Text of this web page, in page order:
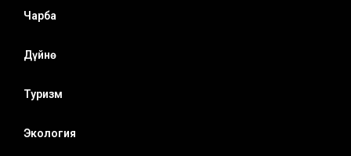
Чарба
Дүйнө
Туризм
Экология